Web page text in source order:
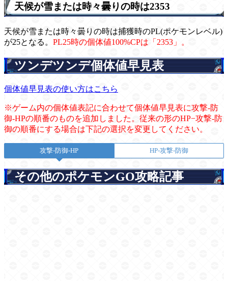
天候が雪または時々曇りの時は2353
天候が雪または時々曇りの時は捕獲時のPL(ポケモンレベル)
が25となる。 PL25時の個体値100%CPは「2353」。
ツンデツンデ個体値早見表
個体値早見表の使い方はこちら
※ゲーム内の個体値表記に合わせて個体値早見表に攻撃-防
御-HPの順番のものを追加しました。従来の形のHP−攻撃-防
御の順番にする場合は下記の選択を変更してください。
攻撃-防御-HP HP-攻撃-防御
その他のポケモンGO攻略記事